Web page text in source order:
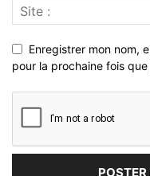
Enregistrer mon nom,
pour la prochaine fois